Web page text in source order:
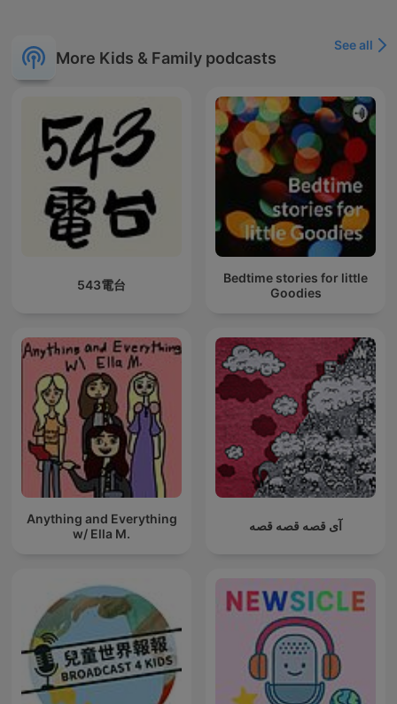
More Kids & Family podcasts
See all
543電台
Bedtime stories for little
Goodies
Anything and Everything
w/ Ella M.
آی قصه قصه قصه